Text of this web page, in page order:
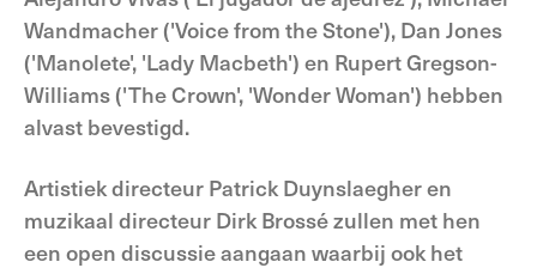
Wandmacher ('Voice from the Stone'), Dan Jones
('Manolete', 'Lady Macbeth') en Rupert Gregson-
Williams ('The Crown', 'Wonder Woman') hebben
alvast bevestigd.
Artistiek directeur Patrick Duynslaegher en
muzikaal directeur Dirk Brossé zullen met hen
een open discussie aangaan waarbij ook het